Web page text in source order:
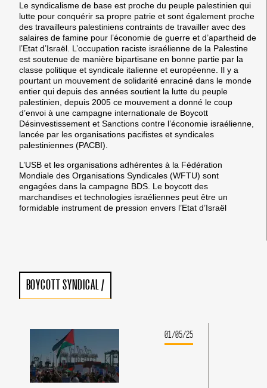
Le syndicalisme de base est proche du peuple palestinien qui
lutte pour conquérir sa propre patrie et sont également proche
des travailleurs palestiniens contraints de travailler avec des
salaires de famine pour l’économie de guerre et d’apartheid de
l’Etat d’Israël. L’occupation raciste israélienne de la Palestine
est soutenue de manière bipartisane en bonne partie par la
classe politique et syndicale italienne et européenne. Il y a
pourtant un mouvement de solidarité enraciné dans le monde
entier qui depuis des années soutient la lutte du peuple
palestinien, depuis 2005 ce mouvement a donné le coup
d’envoi à une campagne internationale de Boycott
Désinvestissement et Sanctions contre l’économie israélienne,
lancée par les organisations pacifistes et syndicales
palestiniennes (PACBI).
L’USB et les organisations adhérentes à la Fédération
Mondiale des Organisations Syndicales (WFTU) sont
engagées dans la campagne BDS. Le boycott des
marchandises et technologies israéliennes peut être un
formidable instrument de pression envers l’Etat d’Israël
BOYCOTT SYNDICAL/
01/05/25